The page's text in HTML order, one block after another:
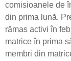
comisioanele de
din prima lună.
rămas activi în
matrice în prima
membri din